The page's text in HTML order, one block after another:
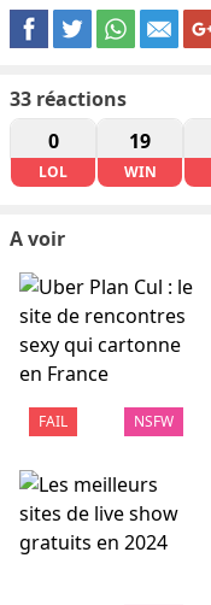
33 réactions
0
LOL
19
WIN
A voir
FAIL NSFW